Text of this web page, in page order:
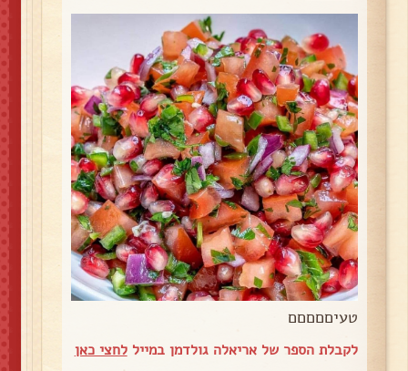
טעיםםםםם
לקבלת הספר של אריאלה גולדמן במייללחצי כאן